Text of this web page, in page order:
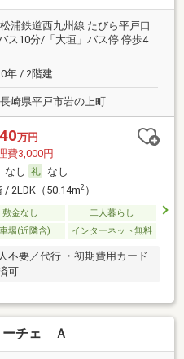
松浦鉄道西九州線 たびら平戸口
ス10分/「大垣」バス停 停歩4
年 / 2階建
長崎県平戸市岩の上町
万円
費3,000円
なし
なし
/ 2LDK（50.14m2）
敷金なし
二人暮らし
場(近隣含) インターネット無料
不要／代行 ・初期費用カード
可
チェ Ａ